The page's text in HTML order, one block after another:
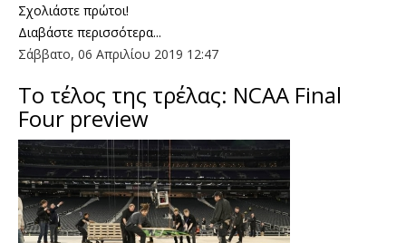
Σχολιάστε πρώτοι!
Διαβάστε περισσότερα...
Σάββατο, 06 Απριλίου 2019 12:47
To τέλος της τρέλας: ΝCAA Final
Four preview